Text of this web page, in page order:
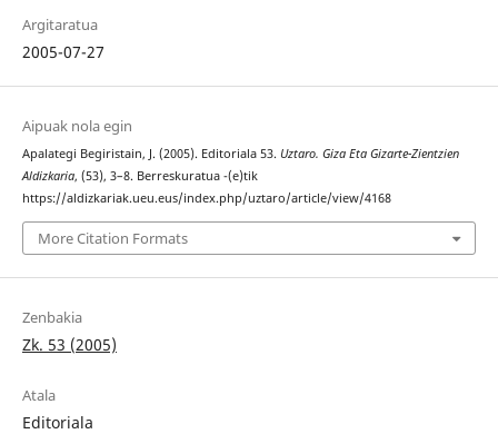
Argitaratua
2005-07-27
Aipuak nola egin
Apalategi Begiristain, J. (2005). Editoriala 53. Uztaro. Giza Eta Gizarte-Zientzien
Aldizkaria, (53), 3–8. Berreskuratua -(e)tik
https://aldizkariak.ueu.eus/index.php/uztaro/article/view/4168
More Citation Formats
Zenbakia
Zk. 53 (2005)
Atala
Editoriala